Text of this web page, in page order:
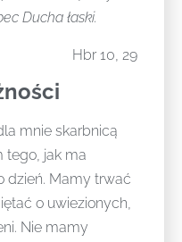
Ducha łaski.
Hbr 10, 29
mnie skarbnicą
tego, jak ma
dzień. Mamy trwać
o uwiezionych,
Nie mamy